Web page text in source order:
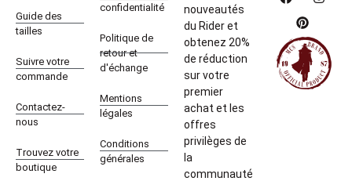
Guide des
tailles
Suivre votre
commande
Contactez-
nous
Trouvez votre
boutique
confidentialité
Politique de
retour et
d'échange
Mentions
légales
Conditions
générales
nouveautés
du Rider et
obtenez 20%
de réduction
sur votre
premier
achat et les
offres
privilèges de
la
communauté